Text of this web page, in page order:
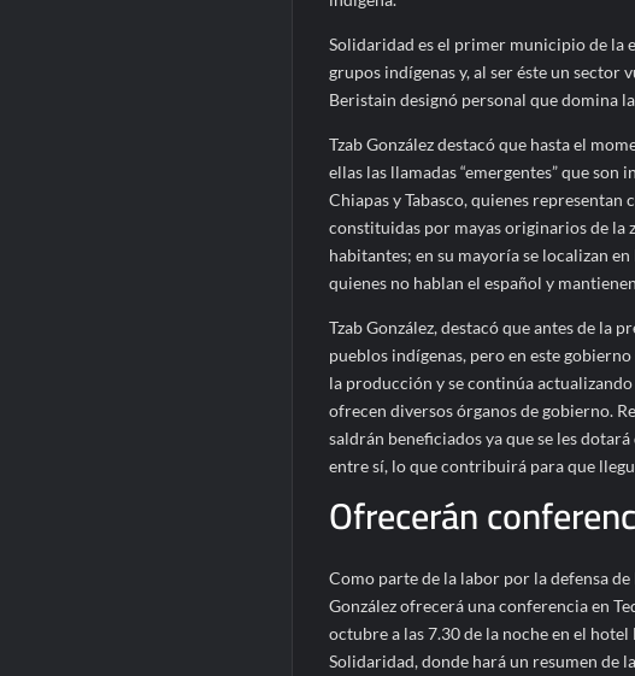
Solidaridad es el primer municipio de la
grupos indígenas y, al ser éste un sector
Beristain designó personal que domina
Tzab González destacó que hasta el
ellas las llamadas “emergentes” que
Chiapas y Tabasco, quienes
constituidas por mayas originarios de la
habitantes; en su mayoría se localizan
quienes no hablan el español y
Tzab González, destacó que antes de la
pueblos indígenas, pero en este
la producción y se continúa
ofrecen diversos órganos de gobierno.
saldrán beneficiados ya que se les
entre sí, lo que contribuirá para que
Ofrecerán
Como parte de la labor por la defensa
González ofrecerá una conferencia en
octubre a las 7.30 de la noche en el
Solidaridad, donde hará un resumen de